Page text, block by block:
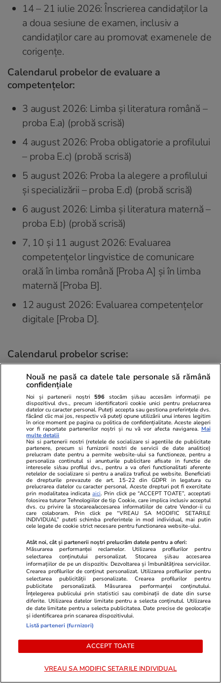
14 – 21 iulie 2026: Înscrierea candidaților la
a doua sesiune de examen, inclusiv a
candidaților care au promovat examenele de
corigențe.
Calendarul probelor de evaluare a
competențelor:
3 august 2026: Limba și literatura română –
proba E.a) (probă scrisă)
4 august 2026: Proba obligatorie a profilului
– proba E.c) (probă scrisă)
5 august 2026: Proba la alegere a profilului
și specializării – proba E.d) (probă scrisă)
6 august 2026: Limba și literatura maternă –
proba E.b) (probă scrisă)
7, 10 și 11 august 2026: Evaluarea
competențelor lingvistice de comunicare
orală în limba română [Proba A] și în limba
maternă [Proba B].
12 august 2026: Evaluarea competențelor
digitale [Proba D].
Calendarul probelor scrise:
10 august 2026 – Limba și literatura română
(proba E.a – scris)
11 august 2026 – Proba obligatorie a
profilului (proba E.c – scris)
12 august 2026 – Proba la alegere a
profilului și specializării (proba E.d – scris)
13 august 2026 – Limba și literatura
maternă (proba E.b – scris)
Când se afișează rezultatele la Bac 2026,
sesiunea de toamnă
18 august 2026 – Afișarea rezultatelor
(până la ora 12:00), vizualizarea lucrărilor și
depunerea contestațiilor (14:00 – 18:00)
19 – 20 august 2026 – Vizualizarea lucrărilor
și depunerea contestațiilor
20 – 21 august 2026 – Soluționarea
24 august 2026 – Afișarea rezultatelor
Nouă ne pasă ca datele tale personale să rămână
confidențiale
Noi și partenerii noștri 596 stocăm și/sau accesăm informații pe
dispozitivul dvs., precum identificatorii cookie unici pentru prelucrarea
datelor cu caracter personal. Puteți accepta sau gestiona preferințele dvs.
făcând clic mai jos, respectiv vă puteți opune utilizării unui interes legitim
în orice moment pe pagina cu politica de confidențialitate. Aceste alegeri
vor fi raportate partenerilor noștri și nu vă vor afecta navigarea. Mai
multe detalii
Noi si partenerii nostri (retelele de socializare si agentiile de publicitate
partenere, precum si furnizorii nostri de servicii de date analitice)
prelucram date pentru a permite website-ului sa functioneze, pentru a
personaliza continutul si anunturile publicitare afisate in functie de
interesele si/sau profilul dvs., pentru a va oferi functionalitati aferente
retelelor de socializare si pentru a analiza traficul pe website. Beneficiati
de drepturile prevazute de art. 15-22 din GDPR in legatura cu
prelucrarea datelor cu caracter personal. Aceste drepturi pot fi exercitate
prin modalitatea indicataaici. Prin click pe “ACCEPT TOATE”, acceptati
folosirea tuturor Tehnologiilor de tip Cookie, care implica inclusiv acceptul
dvs. cu privire la stocarea/accesarea informatiilor de catre Vendor-ii cu
care colaboram. Prin click pe “VREAU SA MODIFIC SETARILE
INDIVIDUAL” puteti schimba preferintele in mod individual, mai putin
cele legate de cookie strict necesare pentru functionarea website-ului.
Atât noi, cât și partenerii noștri prelucrăm datele pentru a oferi:
Măsurarea performanței reclamelor. Utilizarea profilurilor pentru
selectarea conținutului personalizat. Stocarea și/sau accesarea
informațiilor de pe un dispozitiv. Dezvoltarea și îmbunătățirea serviciilor.
Crearea profilurilor de conținut personalizat. Utilizarea profilurilor pentru
selectarea publicității personalizate. Crearea profilurilor pentru
publicitate personalizată. Măsurarea performanței conținutului.
Înțelegerea publicului prin statistici sau combinații de date din surse
diferite. Utilizarea datelor limitate pentru a selecta conținutul. Utilizarea
de date limitate pentru a selecta publicitatea. Date precise de geolocație
și identificarea prin scanarea dispozitivului.
Listă parteneri (furnizori)
ACCEPT TOATE
VREAU SA MODIFIC SETARILE INDIVIDUAL